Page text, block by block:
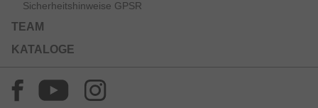
Sicherheitshinweise GPSR
TEAM
KATALOGE